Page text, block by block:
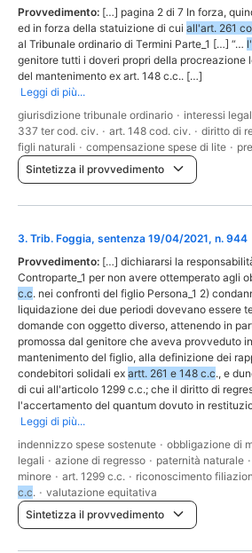
Provvedimento: […] pagina 2 di 7 In forza,
ed in forza della statuizione di cui all'art. 261
al Tribunale ordinario di Termini Parte_1 […] “…
genitore tutti i doveri propri della procreazione
del mantenimento ex art. 148 c.c.. […]
Leggi di più...
giurisdizione tribunale ordinario · interessi
337 ter cod. civ. · art. 148 cod. civ. · diritto di
figli naturali · compensazione spese di lite ·
Sintetizza il provvedimento
3. Trib. Foggia, sentenza 19/04/2021, n. 944
Provvedimento: […] dichiararsi la
Controparte_1 per non avere ottemperato agli
c.c. nei confronti del figlio Persona_1 2)
liquidazione dei due periodi dovevano essere
domande con oggetto diverso, attenendo in
promossa dal genitore che aveva provveduto
mantenimento del figlio, alla definizione dei
condebitori solidali ex artt. 261 e 148 c.c., e
di cui all'articolo 1299 c.c.; che il diritto di
l'accertamento del quantum dovuto in
Leggi di più...
indennizzo spese sostenute · obbligazione di
legali · azione di regresso · paternità naturale ·
minore · art. 1299 c.c. · riconoscimento
c.c. · valutazione equitativa
Sintetizza il provvedimento